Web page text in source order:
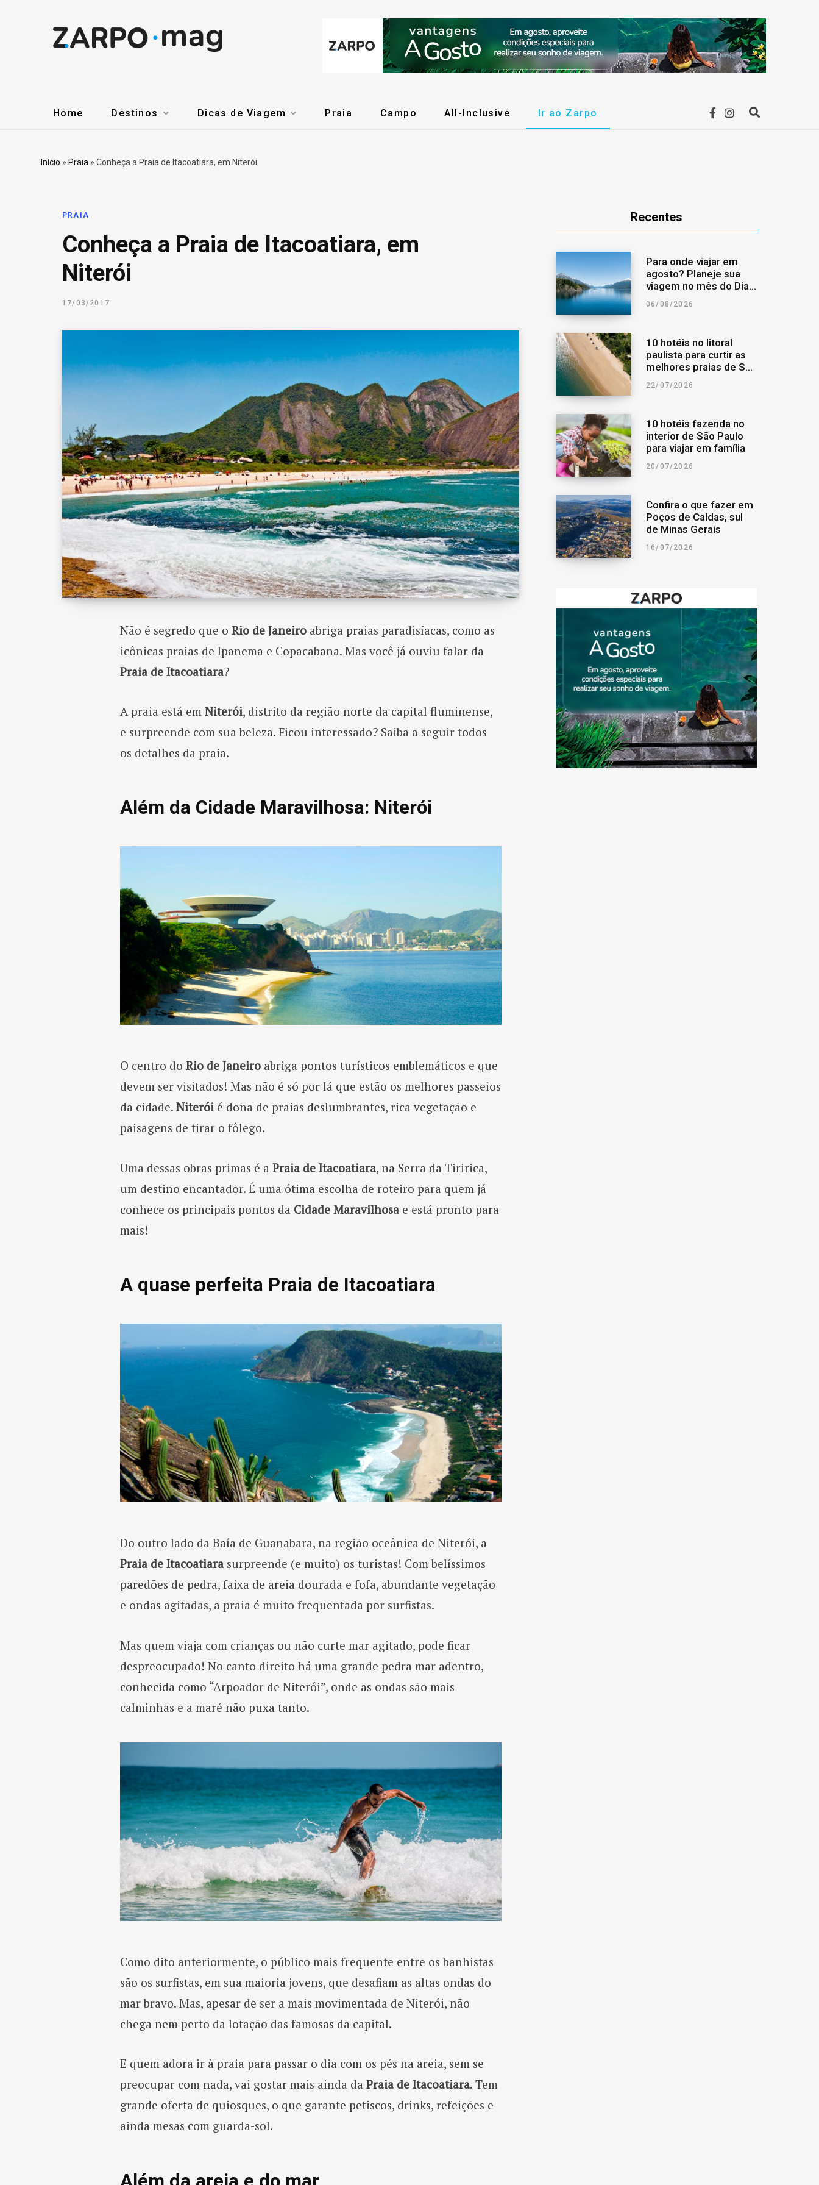
F
b
o
o
I
a
g
r
m
Home Destinos Dicas de Viagem Praia Campo All-Inclusive Ir ao Zarpo
Início » Praia »Conheça a Praia de Itacoatiara, em Niterói
PRAIA
Conheça a Praia de Itacoatiara, em
Niterói
17/03/2017
Não é segredo que o Rio de Janeiroabriga praias paradisíacas, como as
icônicas praias de Ipanema e Copacabana. Mas você já ouviu falar da
Praia de Itacoatiara?
A praia está em Niterói, distrito da região norte da capital fluminense,
e surpreende com sua beleza. Ficou interessado? Saiba a seguir todos
os detalhes da praia.
Além da Cidade Maravilhosa: Niterói
O centro do Rio de Janeiroabriga pontos turísticos emblemáticos e que
devem ser visitados! Mas não é só por lá que estão os melhores passeios
da cidade. Niterói é dona de praias deslumbrantes, rica vegetação e
paisagens de tirar o fôlego.
Uma dessas obras primas é a Praia de Itacoatiara, na Serra da Tiririca,
um destino encantador. É uma ótima escolha de roteiro para quem já
conhece os principais pontos da Cidade Maravilhosae está pronto para
mais!
A quase perfeita Praia de Itacoatiara
Do outro lado da Baía de Guanabara, na região oceânica de Niterói, a
Praia de Itacoatiara surpreende (e muito) os turistas! Com belíssimos
paredões de pedra, faixa de areia dourada e fofa, abundante vegetação
e ondas agitadas, a praia é muito frequentada por surfistas.
Mas quem viaja com crianças ou não curte mar agitado, pode ficar
despreocupado! No canto direito há uma grande pedra mar adentro,
conhecida como “Arpoador de Niterói”, onde as ondas são mais
calminhas e a maré não puxa tanto.
Como dito anteriormente, o público mais frequente entre os banhistas
são os surfistas, em sua maioria jovens, que desafiam as altas ondas do
mar bravo. Mas, apesar de ser a mais movimentada de Niterói, não
chega nem perto da lotação das famosas da capital.
E quem adora ir à praia para passar o dia com os pés na areia, sem se
preocupar com nada, vai gostar mais ainda da Praia de Itacoatiara. Tem
grande oferta de quiosques, o que garante petiscos, drinks, refeições e
ainda mesas com guarda-sol.
Recentes
Para onde viajar em
agosto? Planeje sua
viagem no mês do Dia
dos Pais
06/08/2026
10 hotéis no litoral
paulista para curtir as
melhores praias de São
Paulo
22/07/2026
10 hotéis fazenda no
interior de São Paulo
para viajar em família
20/07/2026
Confira o que fazer em
Poços de Caldas, sul
de Minas Gerais
16/07/2026